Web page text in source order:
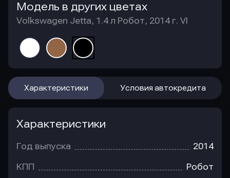
Модель в других цветах
Volkswagen Jetta, 1.4 л Робот, 2014 г. VI
Характеристики Условия автокредита
Характеристики
Год выпуска 2014
КПП Робот